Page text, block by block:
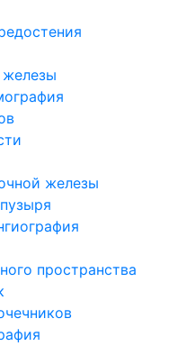
железы
пространства